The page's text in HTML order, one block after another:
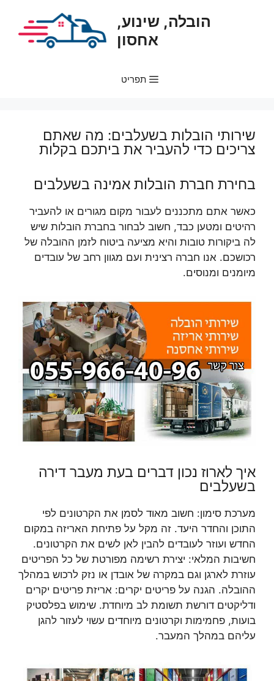
הובלה, שינוע,
אחסון
תפריט
שירותי הובלות בשעלבים: מה שאתם
צריכים כדי להעביר את ביתכם בקלות
בחירת חברת הובלות אמינה בשעלבים
כאשר אתם מתכננים לעבור מקום מגורים או להעביר
רהיטים ומטען כבד, חשוב לבחור בחברת הובלות שיש
לה ביקורות טובות והיא מציעה ביטוח לזמן ההובלה של
רכושכם. אנו חברה רצינית ועם מגוון רחב של עובדים
מיומנים ומנוסים.
איך לארוז נכון דברים בעת מעבר דירה
בשעלבים
מערכת סימון: חשוב מאוד לסמן את הקרטונים לפי
התוכן והחדר היעד. זה מקל על פתיחת האריזה במקום
החדש ועוזר לעובדים להבין לאן לשים את הקרטונים.
חשיבות המלאי: יצירת רשימה מפורטת של כל הפריטים
עוזרת לארגן וגם במקרה של אובדן או נזק לרכוש במהלך
ההובלה. הגנה על פריטים יקרים: אריזת פריטים יקרים
ודליקטים דורשת תשומת לב מיוחדת. שימוש בפלסטיק
בועות, פחמימות וקרטונים מיוחדים עשוי לעזור להגן
עליהם במהלך המעבר.